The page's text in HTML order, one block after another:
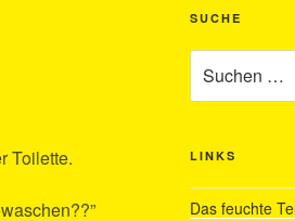
Toilette.
SUCHE
nach:
LINKS
Das feuchte